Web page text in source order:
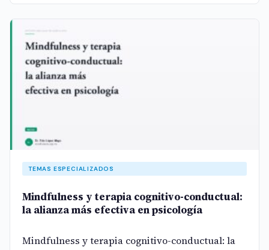
TEMAS ESPECIALIZADOS
Mindfulness y terapia cognitivo-conductual:
la alianza más efectiva en psicología
Mindfulness y terapia cognitivo-conductual: la